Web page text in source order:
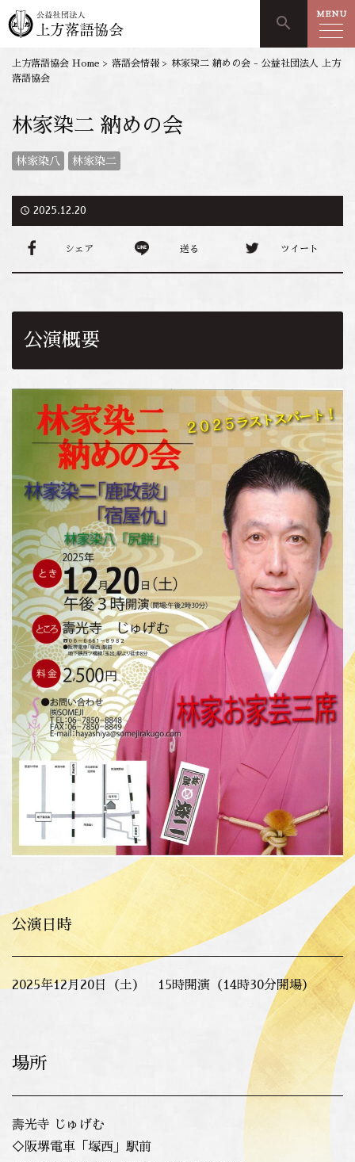
search MENU
上方落語協会 Home > 落語会情報 > 林家染二 納めの会 - 公益社団法人 上方
落語協会
林家染二 納めの会
林家染八 林家染二
access_time 2025.12.20
シェア 送る ツイート
公演概要
公演日時
2025年12月20日（土） 15時開演（14時30分開場）
場所
壽光寺 じゅげむ
◇阪堺電車「塚西」駅前